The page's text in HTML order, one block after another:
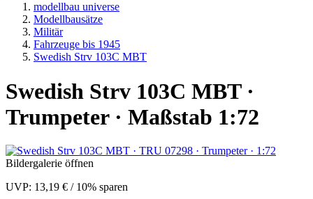
modellbau universe
Modellbausätze
Militär
Fahrzeuge bis 1945
Swedish Strv 103C MBT
Swedish Strv 103C MBT ·
Trumpeter · Maßstab 1:72
Bildergalerie öffnen
UVP: 13,19 € / 10% sparen